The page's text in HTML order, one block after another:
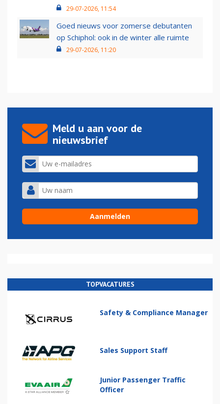
29-07-2026, 11:54
Goed nieuws voor zomerse debutanten
op Schiphol: ook in de winter alle ruimte
29-07-2026, 11:20
Meld u aan voor de
nieuwsbrief
TOPVACATURES
Safety & Compliance Manager
Sales Support Staff
Junior Passenger Traffic
Officer